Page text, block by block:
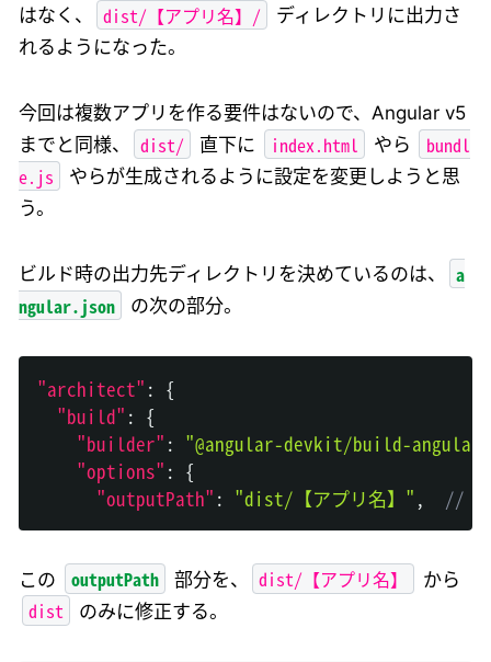
はなく、
dist/【アプリ名】/
ディレクトリに出力さ
れるようになった。
今回は複数アプリを作る要件はないので、Angular v5
までと同様、
dist/ 直下に index.html やら
bundl
e.js
やらが生成されるように設定を変更しようと思
う。
ビルド時の出力先ディレクトリを決めているのは、
a
ngular.json
の次の部分。
"architect" : {
"build" : {
"builder" : "@angular-devkit/build-
"options" : {
"outputPath" : "dist/【アプリ名】" , // ←
この outputPath 部分を、 dist/【アプリ名】 から
dist のみに修正する。